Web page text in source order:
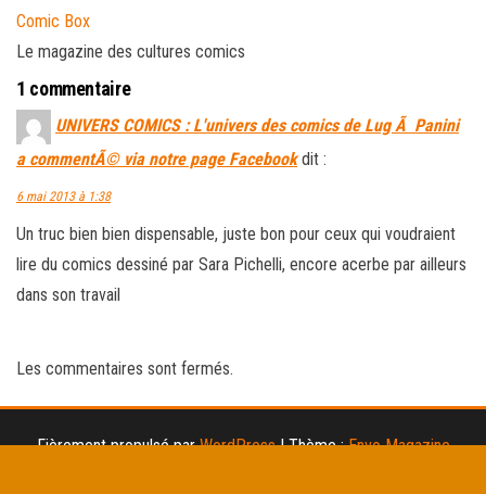
Comic Box
Le magazine des cultures comics
1 commentaire
UNIVERS COMICS : L'univers des comics de Lug Ã Panini
a commentÃ© via notre page Facebook dit :
6 mai 2013 à 1:38
Un truc bien bien dispensable, juste bon pour ceux qui voudraient
lire du comics dessiné par Sara Pichelli, encore acerbe par ailleurs
dans son travail
Les commentaires sont fermés.
Fièrement propulsé parWordPress |Thème :Envo Magazine